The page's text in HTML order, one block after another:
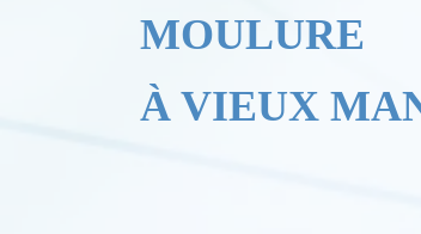
MOULURE
À VIEUX